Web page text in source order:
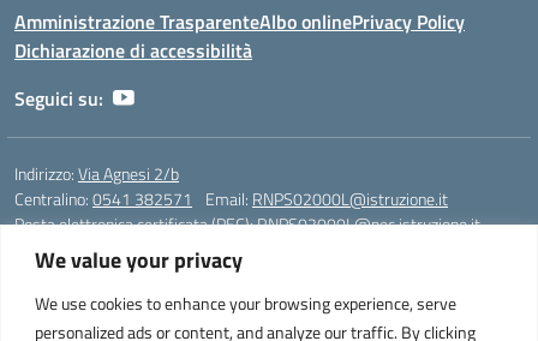
We value your privacy
We use cookies to enhance your browsing experience, serve
personalized ads or content, and analyze our traffic. By clicking
Amministrazione TrasparenteAlbo onlinePrivacy Policy
Dichiarazione di accessibilità
Seguici su:
Indirizzo:Via Agnesi 2/b
Centralino:0541 382571 Email: RNPS02000L@istruzione.it
Posta elettronica certificata (PEC):RNPS02000L@pec.istruzione.it
Codice fiscale: 82009530401
Codice meccanografico: RNPS02000L